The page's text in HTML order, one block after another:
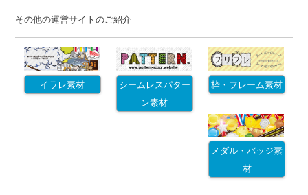
その他の運営サイトのご紹介
イラレ素材
シームレスパター
ン素材
枠・フレーム素材
メダル・バッジ素
材